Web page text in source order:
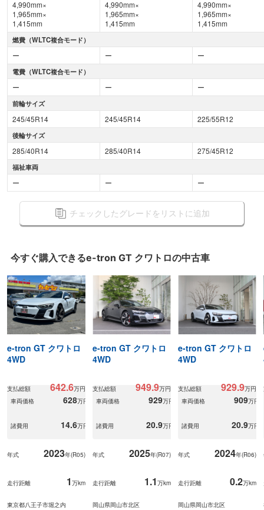
4,990mm×
1,965mm×
1,415mm
4,990mm×
1,965mm×
1,415mm
4,990mm×
1,965mm×
1,415mm
燃費（WLTC複合モード）
ー ー ー
電費（WLTC複合モード）
ー ー ー
前輪サイズ
245/45R14 245/45R14 225/55R12
後輪サイズ
285/40R14 285/40R14 275/45R12
福祉車両
ー ー ー
チェックしたグレードをリストに追加
今すぐ購入できるe-tron GT クワトロの中古車
e-tron GT クワトロ
4WD
支払総額 642.6万円
車両価格
628万円
諸費用 14.6万円
年式 2023年(R05)
走行距離 1 万km
東京都八王子市堀之内
e-tron GT クワトロ
4WD
支払総額 949.9万円
車両価格
929万円
諸費用 20.9万円
年式 2025年(R07)
走行距離 1.1 万km
岡山県岡山市北区
e-tron GT クワトロ
4WD
支払総額 929.9万円
車両価格
909万円
諸費用 20.9万円
年式 2024年(R06)
走行距離 0.2万km
岡山県岡山市北区